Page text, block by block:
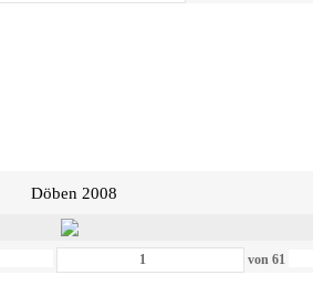
Döben 2008
von61